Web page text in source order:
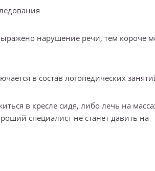
нарушение речи, тем короче
в состав логопедических
в кресле сидя, либо лечь на
специалист не станет давить на